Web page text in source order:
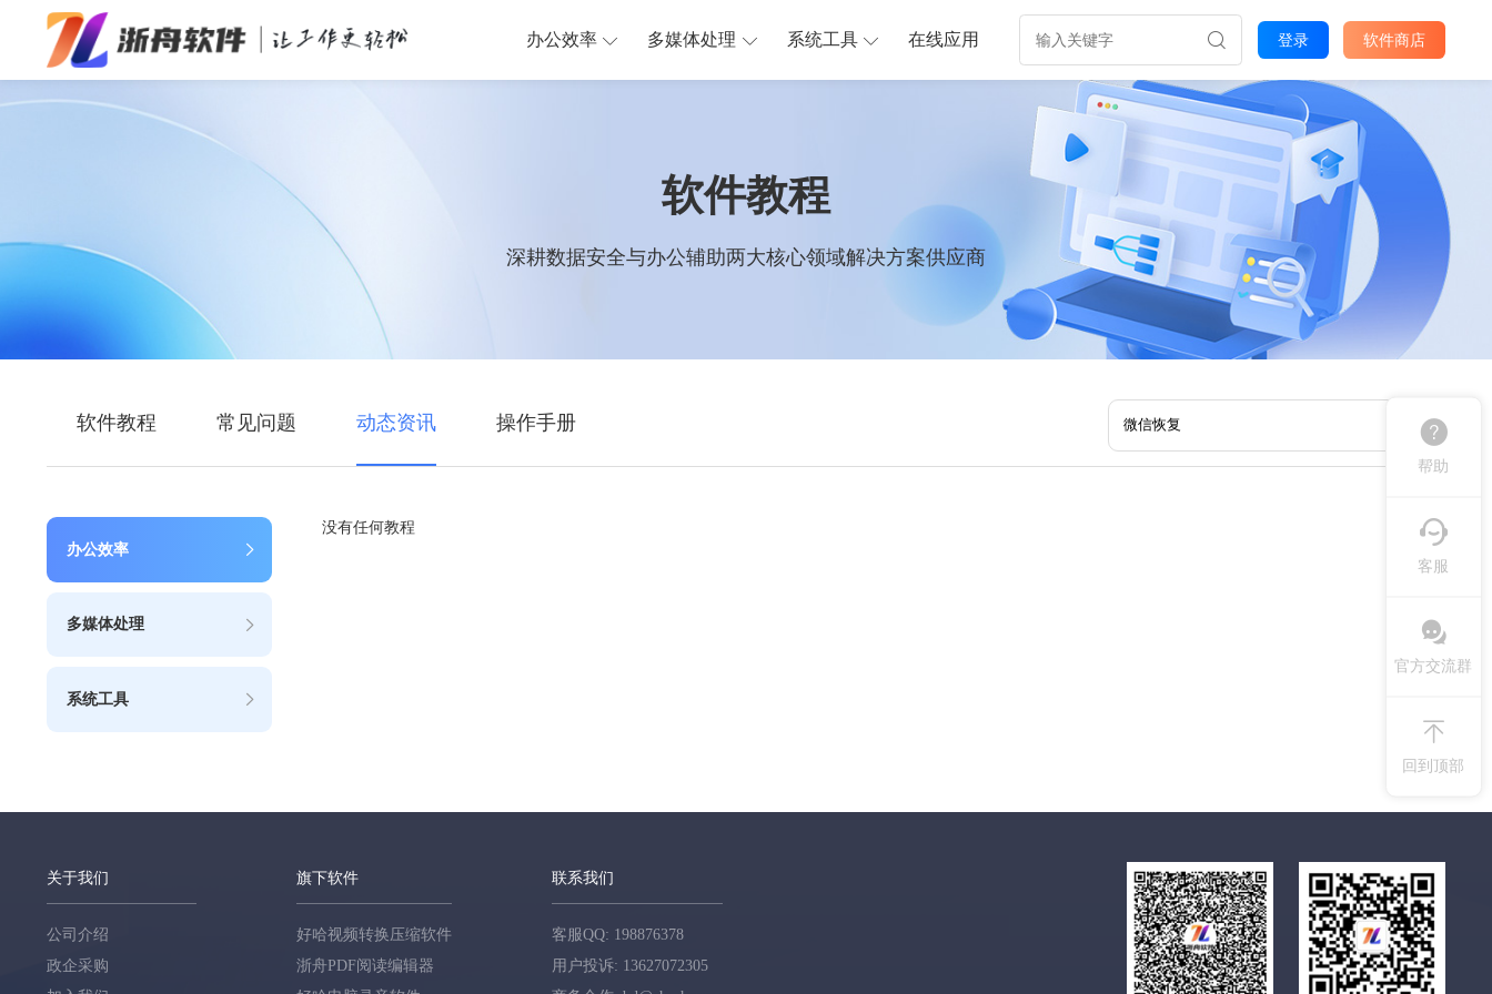
办公效率
办公效率 多媒体处理 系统工具 在线应用 登录 软件商店
软件教程
深耕数据安全与办公辅助两大核心领域解决方案供应商
软件教程 常见问题 动态资讯 操作手册
办公效率
多媒体处理
系统工具
没有任何教程
关于我们
公司介绍
政企采购
旗下软件
好哈视频转换压缩软件
浙舟PDF阅读编辑器
联系我们
客服QQ: 198876378
用户投诉: 13627072305
帮助
客服
官方交流群
回到顶部